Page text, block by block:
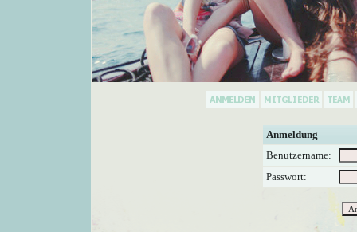
Anmeldung
Benutzername:
Passwort: